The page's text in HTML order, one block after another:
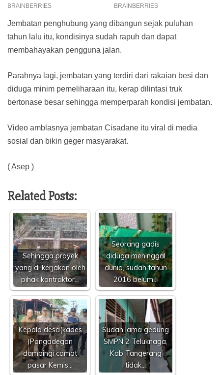
Jembatan penghubung yang dibangun sejak puluhan
tahun lalu itu, kondisinya sudah rapuh dan dapat
membahayakan pengguna jalan.
Parahnya lagi, jembatan yang terdiri dari rakaian besi dan
diduga minim pemeliharaan itu, kerap dilintasi truk
bertonase besar sehingga memperparah kondisi jembatan.
Video amblasnya jembatan Cisadane itu viral di media
sosial dan bikin geger masyarakat.
( Asep )
Related Posts:
Sehingga proyek
yang di kerjakan oleh
pihak kontraktor…
Seorang gadis
diduga meninggal
dunia, sudah tahun
2016 belum…
Kepala desa(kades
)Pangadegan
dampingi camat
pasar Kemis…
Sudah lama gedung
SMPN 2 Teluknaga,
Kab Tangerang
tidak…